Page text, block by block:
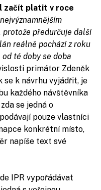
začít platit v roce
předurčuje další
reálně pochází z roku
té doby se doba
primátor Zdeněk
se k návrhu vyjádřit, je
každého návštěvníka
se jedná o
pouze vlastníci
konkrétní místo,
napíše text své
IPR vypořádávat